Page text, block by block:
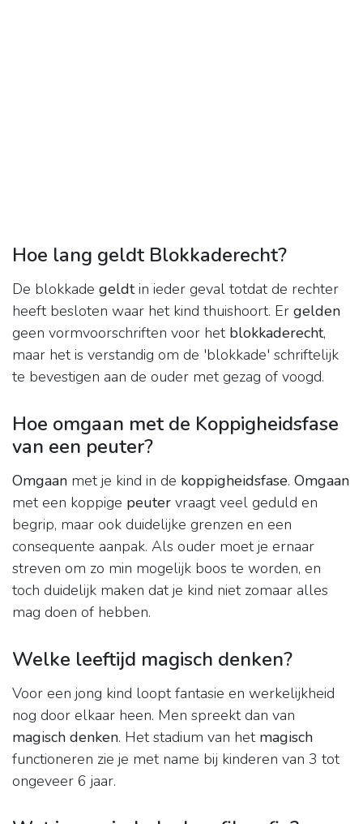
Hoe lang geldt Blokkaderecht?
De blokkade geldtin ieder geval totdat de rechter
heeft besloten waar het kind thuishoort. Er gelden
geen vormvoorschriften voor het blokkaderecht,
maar het is verstandig om de 'blokkade' schriftelijk
te bevestigen aan de ouder met gezag of voogd.
Hoe omgaan met de Koppigheidsfase
van een peuter?
Omgaan met je kind in de koppigheidsfase. Omgaan
met een koppige peuter vraagt veel geduld en
begrip, maar ook duidelijke grenzen en een
consequente aanpak. Als ouder moet je ernaar
streven om zo min mogelijk boos te worden, en
toch duidelijk maken dat je kind niet zomaar alles
mag doen of hebben.
Welke leeftijd magisch denken?
Voor een jong kind loopt fantasie en werkelijkheid
nog door elkaar heen. Men spreekt dan van
magisch denken. Het stadium van het magisch
functioneren zie je met name bij kinderen van 3 tot
ongeveer 6 jaar.